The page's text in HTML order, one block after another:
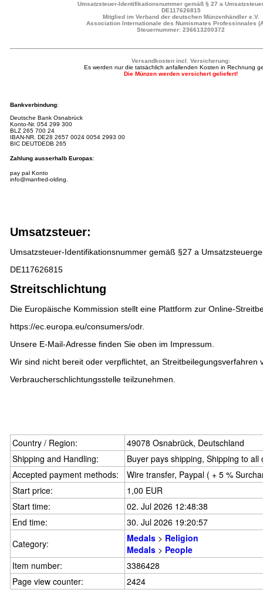
Umsatzsteuer-Identifikationsnummer gemäß § 27 a
DE117626815
Mitglied im Verband der deutschen Münzenhändler e.V.
Association Internationale des Numismates Professinnales
Steuernummer: 236613200372
Versandkosten incl. Versicherung:
Es werden nur die tatsächlich anfallenden Kosten in Rechnung
Die Münzen werden versichert geliefert!
Bankverbindung:
Deutsche Bank Osnabrück
Konto-Nr. 054 299 300
BLZ 265 700 24
IBAN-NR. DE28 2657 0024 0054 2993 00
BIC DEUTDEDB 265
Zahlung ausserhalb Europas:
pay pal Konto
info@manfred-olding.
Umsatzsteuer:
Umsatzsteuer-Identifikationsnummer gemäß §27 a
DE117626815
Streitschlichtung
Die Europäische Kommission stellt eine Plattform zur Online-
https://ec.europa.eu/consumers/odr.
Unsere E-Mail-Adresse finden Sie oben im Impressum.
Wir sind nicht bereit oder verpflichtet, an Streitbeilegungsverfahren
Verbraucherschlichtungsstelle teilzunehmen.
Country / Region:
49078 Osnabrück, Deutschland
Shipping and Handling:
Buyer pays shipping, Shipping to
Accepted payment methods:
Wire transfer, Paypal ( + 5 %
Start price:
1,00 EUR
Start time:
02. Jul 2026 12:48:38
End time:
30. Jul 2026 19:20:57
Category:
Medals > Religion
Medals > People
Item number:
3386428
Page view counter:
2424